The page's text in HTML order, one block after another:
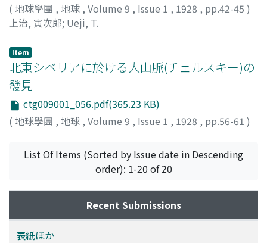
( 地球學團 , 地球 , Volume 9 , Issue 1 , 1928 , pp.42-45 )
上治, 寅次郞; Ueji, T.
Item
北東シベリアに於ける大山脈(チェルスキー)の
發見
ctg009001_056.pdf(365.23 KB)
( 地球學團 , 地球 , Volume 9 , Issue 1 , 1928 , pp.56-61 )
List Of Items (Sorted by Issue date in Descending
order): 1-20 of 20
Recent Submissions
表紙ほか